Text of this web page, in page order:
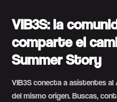
VIB3S: la
comparte el
Summer Story
VIB3S conecta a asistentes al
del mismo origen. Buscas,